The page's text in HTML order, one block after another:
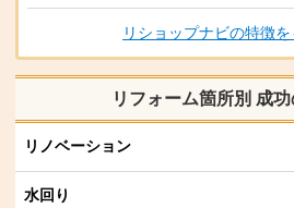
リショップナビの特徴
リフォーム箇所別 成
リノベーション
水回り